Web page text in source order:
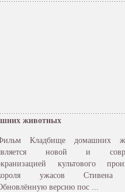
животных
Кладбище домашних
новой и
культового
ужасов Стивена
версию пос ...